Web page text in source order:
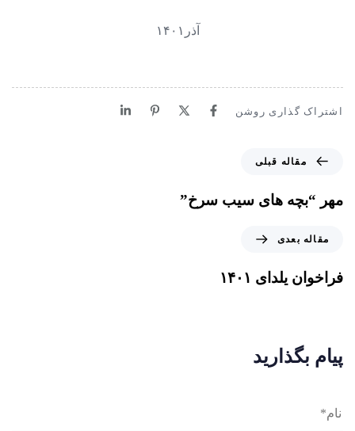
آذر۱۴۰۱
اشتراک گذاری روشن
مقاله قبلی
مهر “بچه های سیب سرخ”
مقاله بعدی
فراخوان یلدای ۱۴۰۱
پیام بگذارید